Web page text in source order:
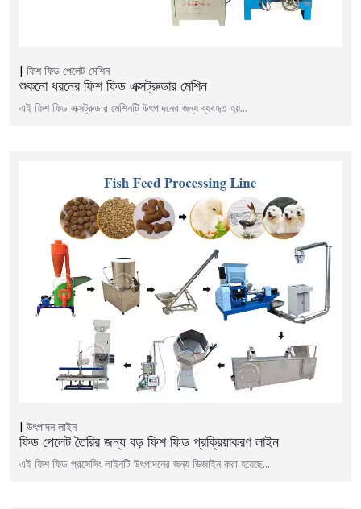
ফিশ ফিড পেলেট মেশিন
শুকনো ধরনের ফিশ ফিড এক্সট্রুডার মেশিন
এই ফিশ ফিড এক্সট্রুডার মেশিনটি উৎপাদনের জন্য ব্যবহৃত হয়...
উৎপাদন লাইন
ফিড পেলেট তৈরির জন্য বড় ফিশ ফিড প্রক্রিয়াকরণ লাইন
এই ফিশ ফিড প্রসেসিং লাইনটি উৎপাদনের জন্য ডিজাইন করা হয়েছে...